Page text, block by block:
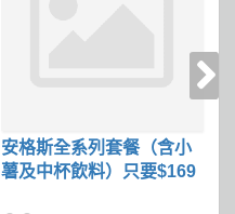
安格斯全系列套餐（含小
薯及中杯飲料）只要$169